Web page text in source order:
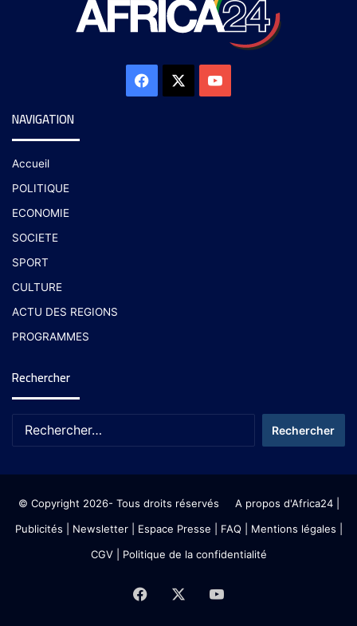
NAVIGATION
Accueil
POLITIQUE
ECONOMIE
SOCIETE
SPORT
CULTURE
ACTU DES REGIONS
PROGRAMMES
Rechercher
© Copyright 2026- Tous droits réservés A propos d'Africa24|
Publicités
Newsletter| Espace Presse | FAQ | Mentions légales
CGV| Politique de la confidentialité